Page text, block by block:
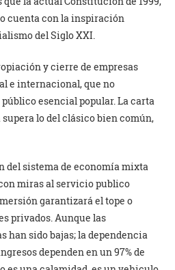
cuenta con la inspiración
del Siglo XXI.
y cierre de empresas
e internacional, que no
esencial popular. La carta
lo del clásico bien común,
del sistema de economía mixta
miras al servicio publico
garantizará el tope o
privados. Aunque las
han sido bajas; la dependencia
dependen en un 97% de